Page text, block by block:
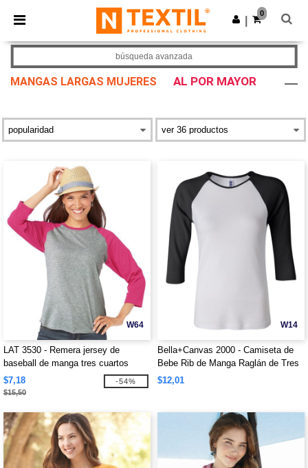
× App de Ntextil
¡Mejores precios en app!
Descargar app
0
MANGAS LARGAS MUJERES AL POR MAYOR
búsqueda avanzada
W64
LAT 3530 - Remera jersey de
baseball de manga tres cuartos
$7,18
$15,50
-54%
W14
Bella+Canvas 2000 - Camiseta de
Bebe Rib de Manga Raglán de Tres
Cuartos
$12,01